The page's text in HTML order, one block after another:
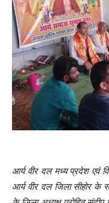
आर्य वीर दल मध्य प्रदेश एवं
आर्य वीर दल जिला सीहोर के